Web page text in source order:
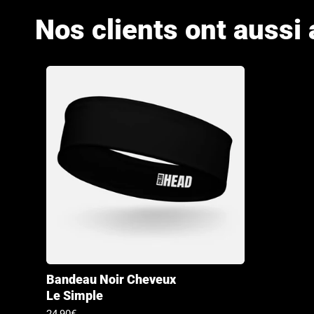
Nos clients ont aussi
Bandeau Noir Cheveux
Le Simple